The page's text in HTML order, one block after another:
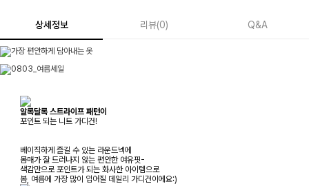
상세정보 리뷰(0) Q&A
알록달록 스트라이프 패턴이
포인트 되는 니트 가디건!
베이직하게 즐길 수 있는 라운드넥에
몸매가 잘 드러나지 않는 편안한 여유핏-
색감만으로 포인트가 되는 화사한 아이템으로
봄, 여름에 가장 많이 입어질 데일리 가디건이에요:)